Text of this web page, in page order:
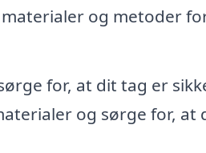
og metoder
for, at dit tag er
og sørge for, at